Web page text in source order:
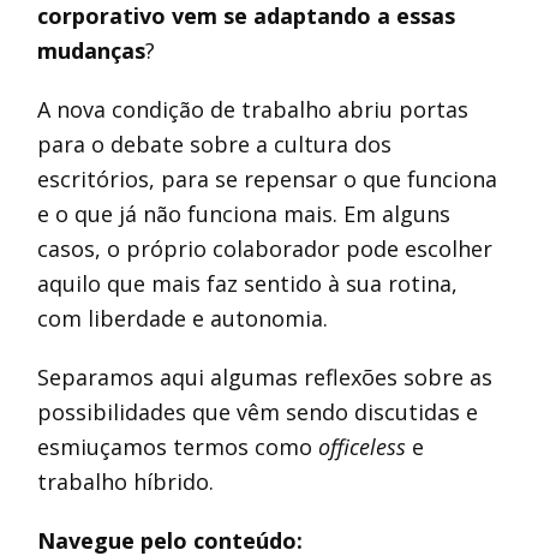
corporativo vem se adaptando a essas
mudanças?
A nova condição de trabalho abriu portas
para o debate sobre a cultura dos
escritórios, para se repensar o que funciona
e o que já não funciona mais. Em alguns
casos, o próprio colaborador pode escolher
aquilo que mais faz sentido à sua rotina,
com liberdade e autonomia.
Separamos aqui algumas reflexões sobre as
possibilidades que vêm sendo discutidas e
esmiuçamos termos como officeless e
trabalho híbrido.
Navegue pelo conteúdo: